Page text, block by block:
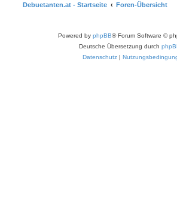
Debuetanten.at - Startseite Foren-Übersicht
Powered by phpBB® Forum Software ©
Deutsche Übersetzung durch
Datenschutz|